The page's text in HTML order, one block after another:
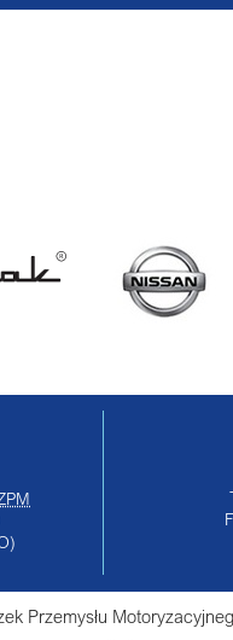
Przemysłu